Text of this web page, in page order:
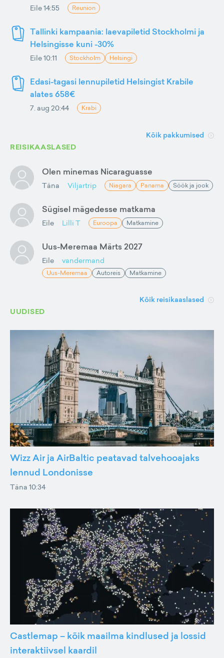
Eile 14:55 Reunion
Tallinki kampaania: laevapiletid Stockholmi ja
Helsingisse kuni -30%
Eile 10:11 Stockholm Helsingi
Edasi-tagasi lennupiletid Helsingist Krabile
alates 658€
7. aug 20:44 Krabi
Kõik pakkumised
REISIKAASLASED
Olen minemas Nicaraguasse
Täna Viljartrip Niagara Panama Söök ja jook
Sügisel mägedesse matkama
Eile Lilli T Euroopa Matkamine
Uus-Meremaa Märts 2027
Eile vandermand
Uus-Meremaa Autoreis Matkamine
Kõik reisikaaslased
UUDISED
Wizz Air ja AirBaltic peatavad talvehooajaks
lennud Londonisse
Täna 10:34
Castlemap – kõik maailma kindlused ja lossid
interaktiivsel kaardil